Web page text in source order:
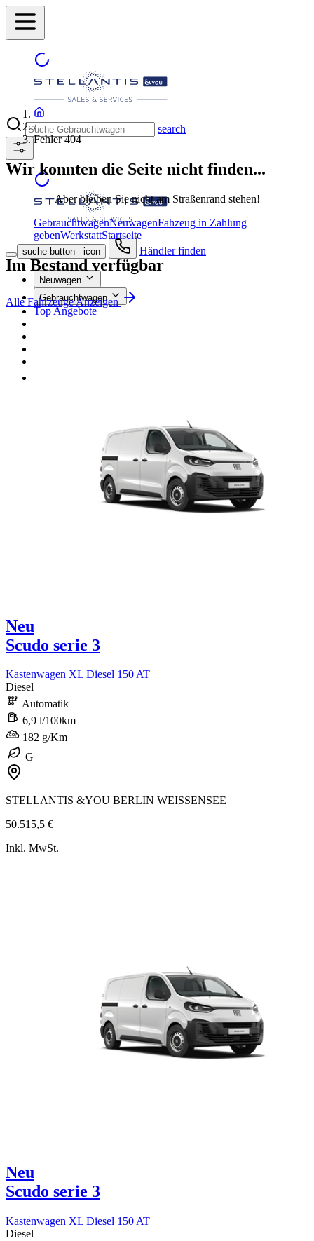
search
suche button - icon Händler finden
Neuwagen
Gebrauchtwagen
Top Angebote
/
Fehler 404
Wir konnten die Seite nicht finden...
Aber bleiben Sie nicht am Straßenrand stehen!
GebrauchtwagenNeuwagenFahzeug in Zahlung
gebenWerkstattStartseite
Im Bestand verfügbar
Alle Fahrzeuge Anzeigen
Neu
Scudo serie 3
Kastenwagen XL Diesel 150 AT
Diesel
Automatik
6,9 l/100km
182 g/Km
G
STELLANTIS &YOU BERLIN WEISSENSEE
50.515,5 €
Inkl. MwSt.
Neu
Scudo serie 3
Kastenwagen XL Diesel 150 AT
Diesel